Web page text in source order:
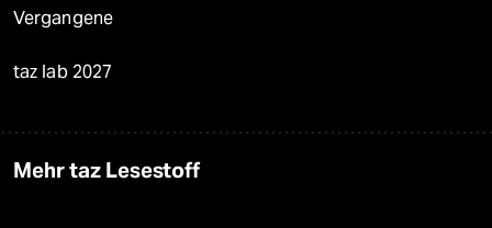
Vergangene
taz lab 2027
Mehr taz Lesestoff